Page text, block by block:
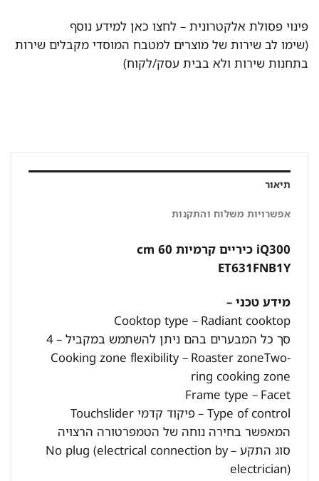
פינוי פסולת אלקטרונית –לחצו כאן למידע נוסף
(שימו לב שירות של מוצרים למטבח המוסדי מקבלים שירות
בתחנות שירות ולא בבית עסק/לקוח)
תיאור
אפשרויות משלוח והתקנות
iQ300 כיריים קרמיות 60 cm
ET631FNB1Y
מידע טכני –
Cooktop type – Radiant cooktop
סך כל המבערים בהם ניתן להשתמש במקביל – 4
Cooking zone flexibility – Roaster zoneTwo-
ring cooking zone
Frame type – Facet
Type of control – פיקוד קדמי Touchslider
המאפשר בחירה נוחה של הטמפרטורה הרצויה
סוג התקע – No plug (electrical connection by
electrician)